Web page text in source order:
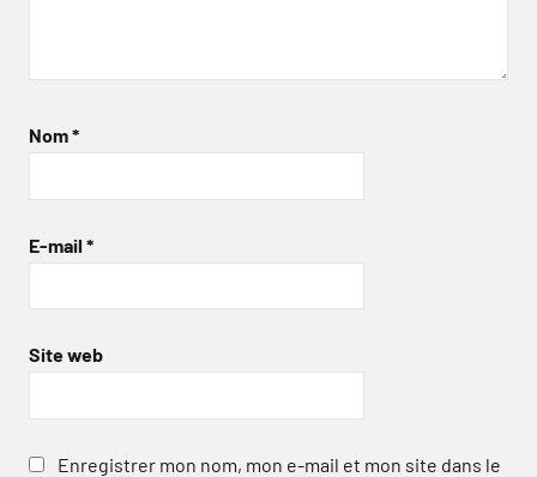
Nom*
E-mail *
Site web
Enregistrer mon nom, mon e-mail et mon site dans le